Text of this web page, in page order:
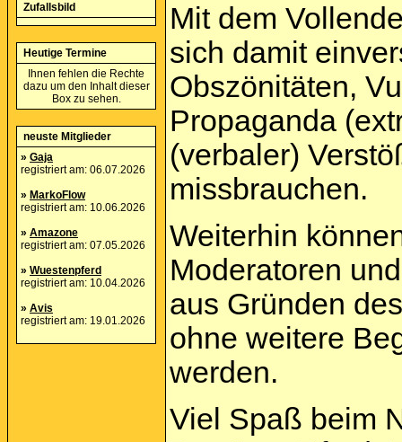
Zufallsbild
Heutige Termine
Ihnen fehlen die Rechte
dazu um den Inhalt dieser
Box zu sehen.
neuste Mitglieder
» Gaja
registriert am: 06.07.2026
» MarkoFlow
registriert am: 10.06.2026
» Amazone
registriert am: 07.05.2026
» Wuestenpferd
registriert am: 10.04.2026
» Avis
registriert am: 19.01.2026
Mit dem
sich damit
Obszönitäten,
Propaganda
(verbaler)
missbrauchen.
Weiterhin
Moderatoren
aus Gründen
ohne weitere
werden.
Viel Spaß beim